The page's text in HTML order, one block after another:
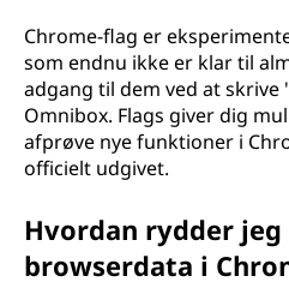
Chrome-flag er
som endnu ikke er klar til
adgang til dem ved at
Omnibox. Flags giver dig
afprøve nye funktioner i
officielt udgivet.
Hvordan rydder
browserdata i